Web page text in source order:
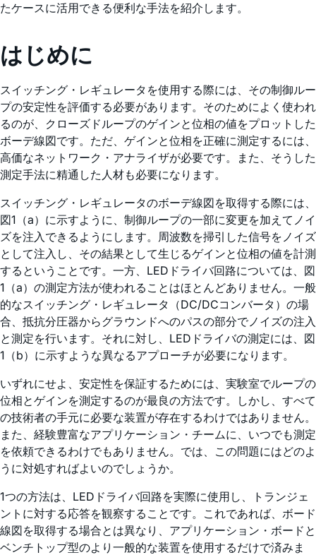
たケースに活用できる便利な手法を紹介します。
はじめに
スイッチング・レギュレータを使用する際には、その制御ルー
プの安定性を評価する必要があります。そのためによく使われ
るのが、クローズドループのゲインと位相の値をプロットした
ボーデ線図です。ただ、ゲインと位相を正確に測定するには、
高価なネットワーク・アナライザが必要です。また、そうした
測定手法に精通した人材も必要になります。
スイッチング・レギュレータのボーデ線図を取得する際には、
図1（a）に示すように、制御ループの一部に変更を加えてノイ
ズを注入できるようにします。周波数を掃引した信号をノイズ
として注入し、その結果として生じるゲインと位相の値を計測
するということです。一方、LEDドライバ回路については、図
1（a）の測定方法が使われることはほとんどありません。一般
的なスイッチング・レギュレータ（DC/DCコンバータ）の場
合、抵抗分圧器からグラウンドへのパスの部分でノイズの注入
と測定を行います。それに対し、LEDドライバの測定には、図
1（b）に示すような異なるアプローチが必要になります。
いずれにせよ、安定性を保証するためには、実験室でループの
位相とゲインを測定するのが最良の方法です。しかし、すべて
の技術者の手元に必要な装置が存在するわけではありません。
また、経験豊富なアプリケーション・チームに、いつでも測定
を依頼できるわけでもありません。では、この問題にはどのよ
うに対処すればよいのでしょうか。
1つの方法は、LEDドライバ回路を実際に使用し、トランジェ
ントに対する応答を観察することです。これであれば、ボード
線図を取得する場合とは異なり、アプリケーション・ボードと
ベンチトップ型のより一般的な装置を使用するだけで済みま